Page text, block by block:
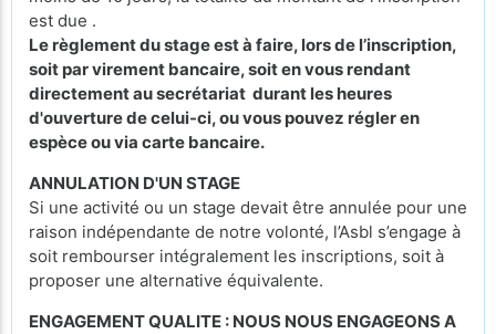
est due .
Le règlement du stage est à faire, lors de l’inscription,
soit par virement bancaire, soit en vous rendant
directement au secrétariat durant les heures
d'ouverture de celui-ci, ou vous pouvez régler en
espèce ou via carte bancaire.
ANNULATION D'UN STAGE
Si une activité ou un stage devait être annulée pour une
raison indépendante de notre volonté, l’Asbl s’engage à
soit rembourser intégralement les inscriptions, soit à
proposer une alternative équivalente.
ENGAGEMENT QUALITE : NOUS NOUS ENGAGEONS A